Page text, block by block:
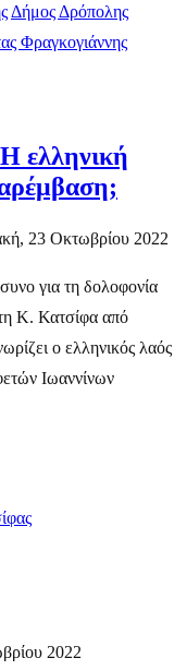
Δήμος Δρόπολης
Φραγκογιάννης
ελληνική
23 Οκτωβρίου 2022
για τη δολοφονία
Κ. Κατσίφα από
ο ελληνικός λαός
Ιωαννίνων
2022